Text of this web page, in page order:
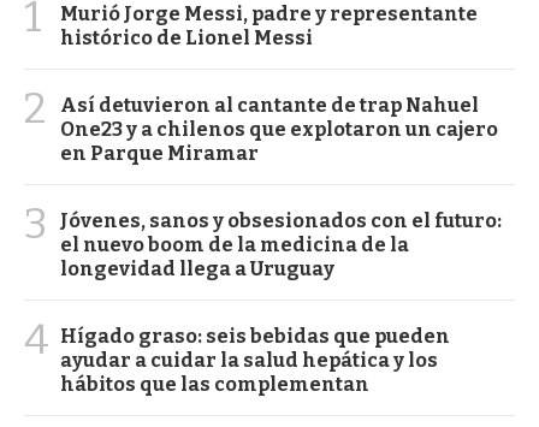
1
Murió Jorge Messi, padre y representante
histórico de Lionel Messi
2
Así detuvieron al cantante de trap Nahuel
One23 y a chilenos que explotaron un cajero
en Parque Miramar
3
Jóvenes, sanos y obsesionados con el futuro:
el nuevo boom de la medicina de la
longevidad llega a Uruguay
4 Hígado graso: seis bebidas que pueden
ayudar a cuidar la salud hepática y los
hábitos que las complementan